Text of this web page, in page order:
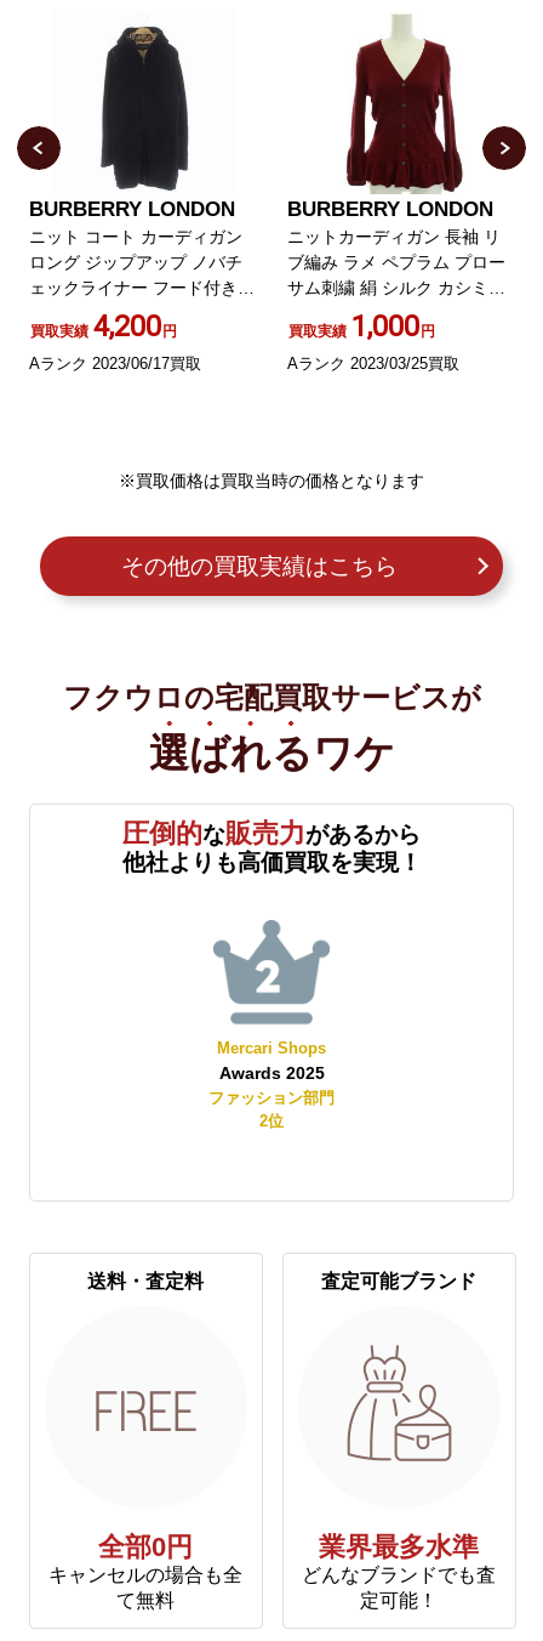
BURBERRY LONDON
ニット コート カーディガン
ロング ジップアップ ノバチ
ェックライナー フード付き 2
黒 ブラック
買取実績 4,200円
Aランク 2023/06/17買取
BURBERRY LONDON
ニットカーディガン 長袖 リ
ブ編み ラメ ペプラム プロー
サム刺繍 絹 シルク カシミヤ
混 2 M 赤 レッド
買取実績 1,000円
Aランク 2023/03/25買取
※買取価格は買取当時の価格となります
その他の買取実績はこちら
フクウロの宅配買取サービスが
選ばれる ワケ
圧倒的な販売力があるから
他社よりも高価買取を実現！
Mercari Shops
Awards 2025
ファッション部門
2位
送料・査定料
全部0円
キャンセルの場合も全
て無料
査定可能ブランド
業界最多水準
どんなブランドでも査
定可能！